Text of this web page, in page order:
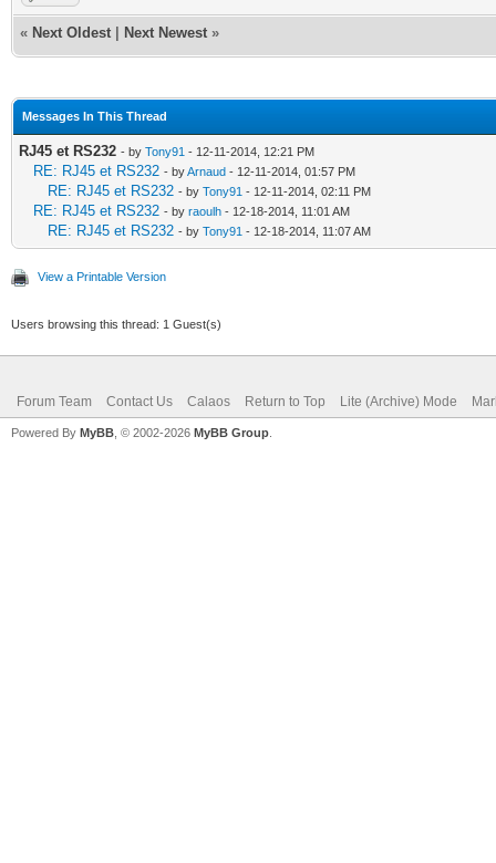
« Next Oldest Next Newest »
Messages In This Thread
RJ45 et RS232 - by Tony91 - 12-11-2014, 12:21 PM
RE: RJ45 et RS232 - byArnaud - 12-11-2014, 01:57 PM
RE: RJ45 et RS232 - by Tony91 - 12-11-2014, 02:11 PM
RE: RJ45 et RS232 - by raoulh - 12-18-2014, 11:01 AM
RE: RJ45 et RS232 - by Tony91 - 12-18-2014, 11:07 AM
View a Printable Version
Users browsing this thread: 1 Guest(s)
Forum Team Contact Us Calaos Return to Top Lite (Archive) Mode
Powered By MyBB , © 2002-2026 MyBB Group